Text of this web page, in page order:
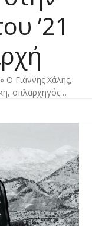
’21
» Ο Γιάννης Χάλης,
οπλαρχηγός…